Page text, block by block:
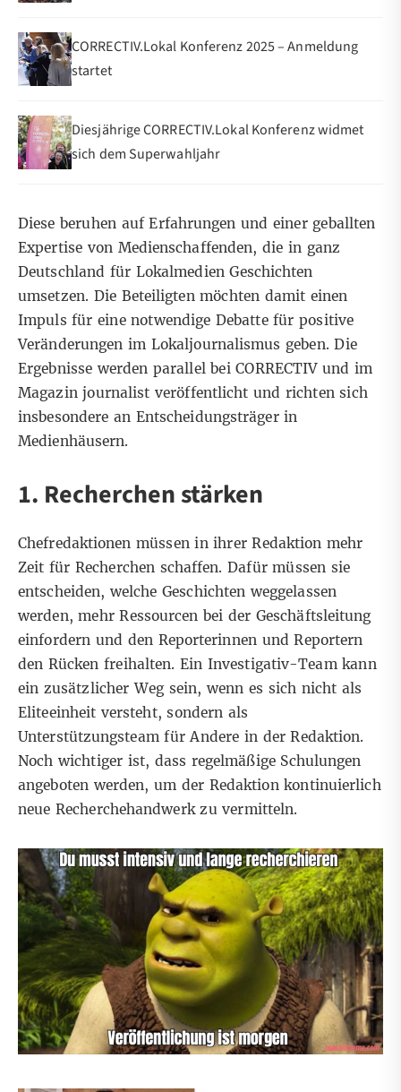
CORRECTIV.Lokal Konferenz 2025 – Anmeldung
startet
Diesjährige CORRECTIV.Lokal Konferenz widmet
sich dem Superwahljahr
Diese beruhen auf Erfahrungen und einer geballten
Expertise von Medienschaffenden, die in ganz
Deutschland für Lokalmedien Geschichten
umsetzen. Die Beteiligten möchten damit einen
Impuls für eine notwendige Debatte für positive
Veränderungen im Lokaljournalismus geben. Die
Ergebnisse werden parallel bei CORRECTIV und im
Magazin journalist veröffentlicht und richten sich
insbesondere an Entscheidungsträger in
Medienhäusern.
1. Recherchen stärken
Chefredaktionen müssen in ihrer Redaktion mehr
Zeit für Recherchen schaffen. Dafür müssen sie
entscheiden, welche Geschichten weggelassen
werden, mehr Ressourcen bei der Geschäftsleitung
einfordern und den Reporterinnen und Reportern
den Rücken freihalten. Ein Investigativ-Team kann
ein zusätzlicher Weg sein, wenn es sich nicht als
Eliteeinheit versteht, sondern als
Unterstützungsteam für Andere in der Redaktion.
Noch wichtiger ist, dass regelmäßige Schulungen
angeboten werden, um der Redaktion kontinuierlich
neue Recherchehandwerk zu vermitteln.